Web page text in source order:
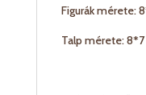
Figurák mérete:
Talp mérete: